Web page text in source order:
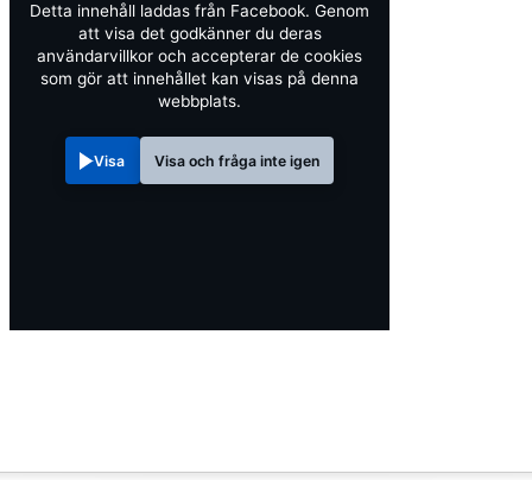
Detta innehåll laddas från Facebook. Genom
att visa det godkänner du deras
användarvillkor och accepterar de cookies
som gör att innehållet kan visas på denna
webbplats.
Visa Visa och fråga inte igen